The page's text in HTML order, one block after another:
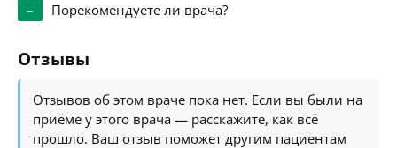
–
Порекомендуете ли врача?
Отзывы
Отзывов об этом враче пока нет. Если вы были на
приёме у этого врача — расскажите, как всё
прошло. Ваш отзыв поможет другим пациентам